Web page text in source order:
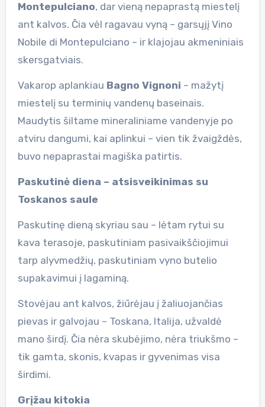
Montepulciano, dar vieną nepaprastą miestelį
ant kalvos. Čia vėl ragavau vyną – garsųjį Vino
Nobile di Montepulciano – ir klajojau akmeniniais
skersgatviais.
Vakarop aplankiau Bagno Vignoni – mažytį
miestelį su terminių vandenų baseinais.
Maudytis šiltame mineraliniame vandenyje po
atviru dangumi, kai aplinkui – vien tik žvaigždės,
buvo nepaprastai magiška patirtis.
Paskutinė diena – atsisveikinimas su
Toskanos saule
Paskutinę dieną skyriau sau – lėtam rytui su
kava terasoje, paskutiniam pasivaikščiojimui
tarp alyvmedžių, paskutiniam vyno butelio
supakavimui į lagaminą.
Stovėjau ant kalvos, žiūrėjau į žaliuojančias
pievas ir galvojau – Toskana, Italija, užvaldė
mano širdį. Čia nėra skubėjimo, nėra triukšmo –
tik gamta, skonis, kvapas ir gyvenimas visa
širdimi.
Grįžau kitokia